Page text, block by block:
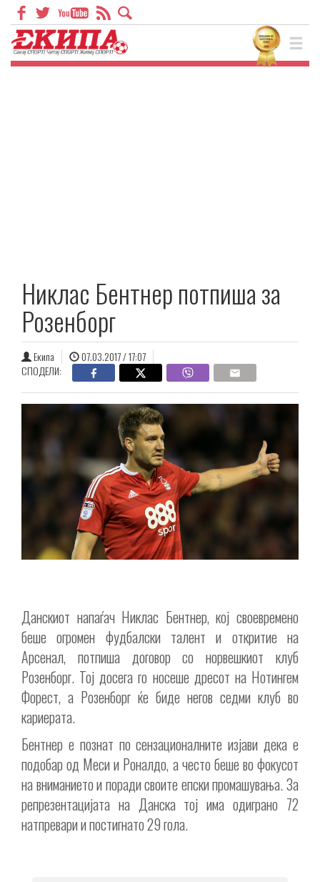
Никлас Бентнер потпиша за
Розенборг
Екипа
07.03.2017 / 17:07
СПОДЕЛИ:
Данскиот напаѓач Никлас Бентнер, кој своевремено
беше огромен фудбалски талент и откритие на
Арсенал, потпиша договор со норвешкиот клуб
Розенборг. Тој досега го носеше дресот на Нотингем
Форест, а Розенборг ќе биде негов седми клуб во
кариерата.
Бентнер е познат по сензационалните изјави дека е
подобар од Меси и Роналдо, а често беше во фокусот
на вниманието и поради своите епски промашувања. За
репрезентацијата на Данска тој има одиграно 72
натпревари и постигнато 29 гола.